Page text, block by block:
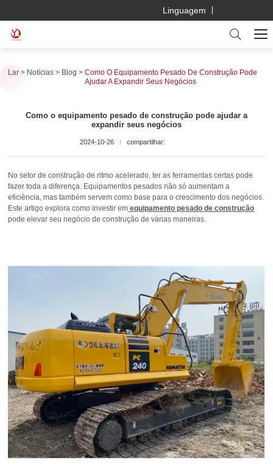
Linguagem
Lar Notícias Blog
Como O Equipamento Pesado De Construção Pode
Ajudar A Expandir Seus Negócios
Como o equipamento pesado de construção pode ajudar a
expandir seus negócios
2024-10-26 compartilhar:
No setor de construção de ritmo acelerado, ter as ferramentas certas pode
fazer toda a diferença. Equipamentos pesados não só aumentam a
eficiência, mas também servem como base para o crescimento dos negócios.
Este artigo explora como investir em equipamento pesado de construção
pode elevar seu negócio de construção de várias maneiras.